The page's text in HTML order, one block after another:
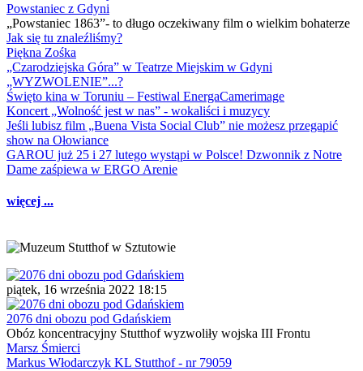
Powstaniec z Gdyni
„Powstaniec 1863”- to długo oczekiwany film o wielkim bohaterze
Jak się tu znaleźliśmy?
Piękna Zośka
„Czarodziejska Góra” w Teatrze Miejskim w Gdyni
„WYZWOLENIE”...?
Święto kina w Toruniu – Festiwal EnergaCamerimage
Koncert „Wolność jest w nas” - wokaliści i muzycy
Jeśli lubisz film „Buena Vista Social Club” nie możesz przegapić
show na Ołowiance
GAROU już 25 i 27 lutego wystąpi w Polsce! Dzwonnik z Notre
Dame zaśpiewa w ERGO Arenie
więcej ...
piątek, 16 września 2022 18:15
2076 dni obozu pod Gdańskiem
Obóz koncentracyjny Stutthof wyzwoliły wojska III Frontu
Marsz Śmierci
Markus Włodarczyk KL Stutthof - nr 79059